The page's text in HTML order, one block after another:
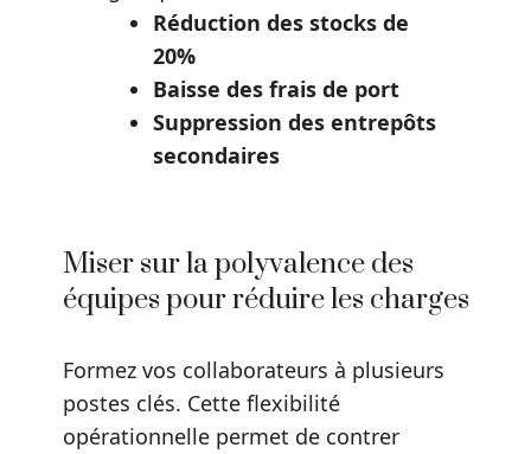
Réduction des stocks de
20%
Baisse des frais de port
Suppression des entrepôts
secondaires
Miser sur la polyvalence des
équipes pour réduire les charges
Formez vos collaborateurs à plusieurs
postes clés. Cette flexibilité
opérationnelle permet de contrer